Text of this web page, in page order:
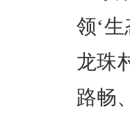
领‘
龙珠
路畅